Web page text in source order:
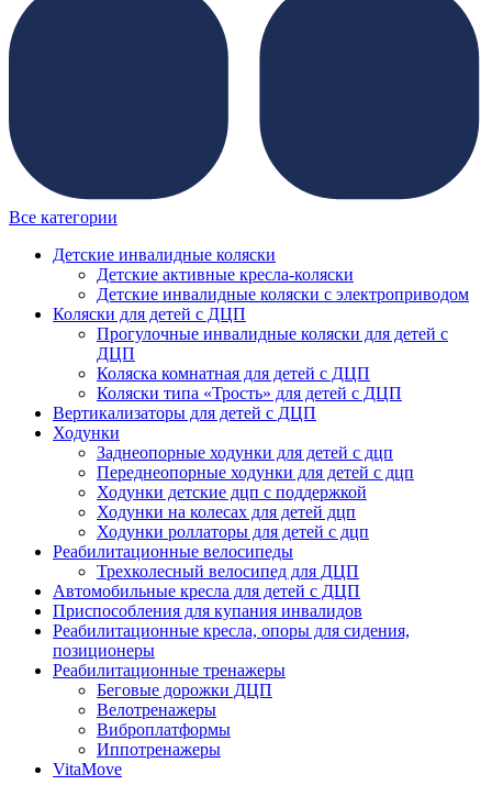
Все категории
Детские инвалидные коляски
Детские активные кресла-коляски
Детские инвалидные коляски с электроприводом
Коляски для детей с ДЦП
Прогулочные инвалидные коляски для детей с
ДЦП
Коляска комнатная для детей с ДЦП
Коляски типа «Трость» для детей с ДЦП
Вертикализаторы для детей с ДЦП
Ходунки
Заднеопорные ходунки для детей с дцп
Переднеопорные ходунки для детей с дцп
Ходунки детские дцп с поддержкой
Ходунки на колесах для детей дцп
Ходунки роллаторы для детей с дцп
Реабилитационные велосипеды
Трехколесный велосипед для ДЦП
Автомобильные кресла для детей с ДЦП
Приспособления для купания инвалидов
Реабилитационные кресла, опоры для сидения,
позиционеры
Реабилитационные тренажеры
Беговые дорожки ДЦП
Велотренажеры
Виброплатформы
Иппотренажеры
VitaMove